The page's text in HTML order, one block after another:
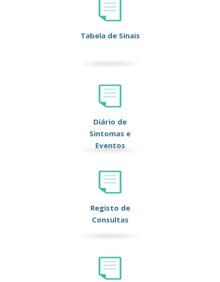
Tabela de Sinais
Diário de
Sintomas e
Eventos
Registo de
Consultas